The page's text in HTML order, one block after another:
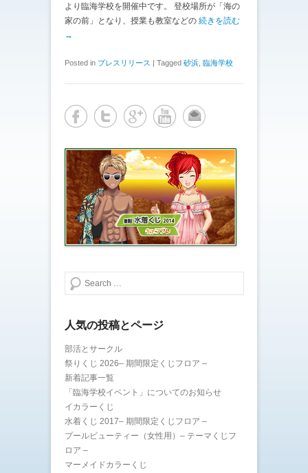
より臨海学校を開催中です。 登校場所が「海の
家の前」となり、授業も教室などの 続きを読む
→
Posted in プレスリリース | Tagged 砂浜 臨海学校
検索する
人気の投稿とページ
部活とサークル
祭りくじ 2026– 期間限定くじフロア –
新着記事一覧
「臨海学校イベント」についてのお知らせ
イカラーくじ
水着くじ 2017– 期間限定くじフロア –
プールビューティー（女性用）– テーマくじフ
ロア –
マーメイドカラーくじ